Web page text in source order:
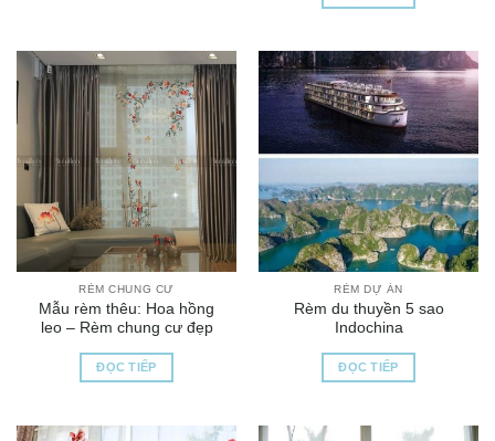
RÈM CHUNG CƯ
Mẫu rèm thêu: Hoa hồng
leo – Rèm chung cư đẹp
ĐỌC TIẾP
RÈM DỰ ÁN
Rèm du thuyền 5 sao
Indochina
ĐỌC TIẾP